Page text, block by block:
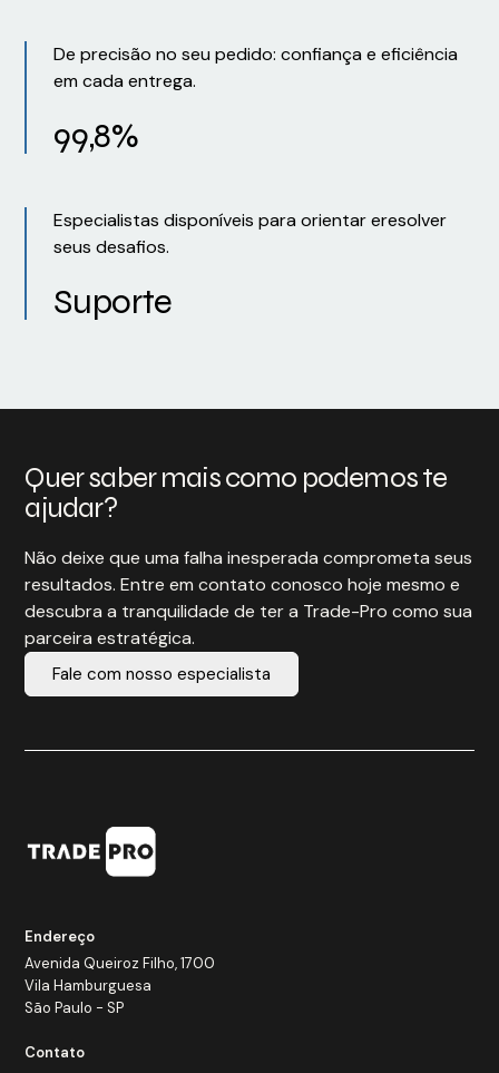
De precisão no seu pedido: confiança e eficiência
em cada entrega.
99,8%
Especialistas disponíveis para orientar eresolver
seus desafios.
Suporte
Quer saber mais como podemos te
ajudar?
Não deixe que uma falha inesperada comprometa seus
resultados. Entre em contato conosco hoje mesmo e
descubra a tranquilidade de ter a Trade-Pro como sua
parceira estratégica.
Fale com nosso especialista
Endereço
Avenida Queiroz Filho, 1700
Vila Hamburguesa
São Paulo - SP
Contato